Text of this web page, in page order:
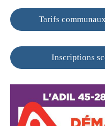
Tarifs
Inscriptions